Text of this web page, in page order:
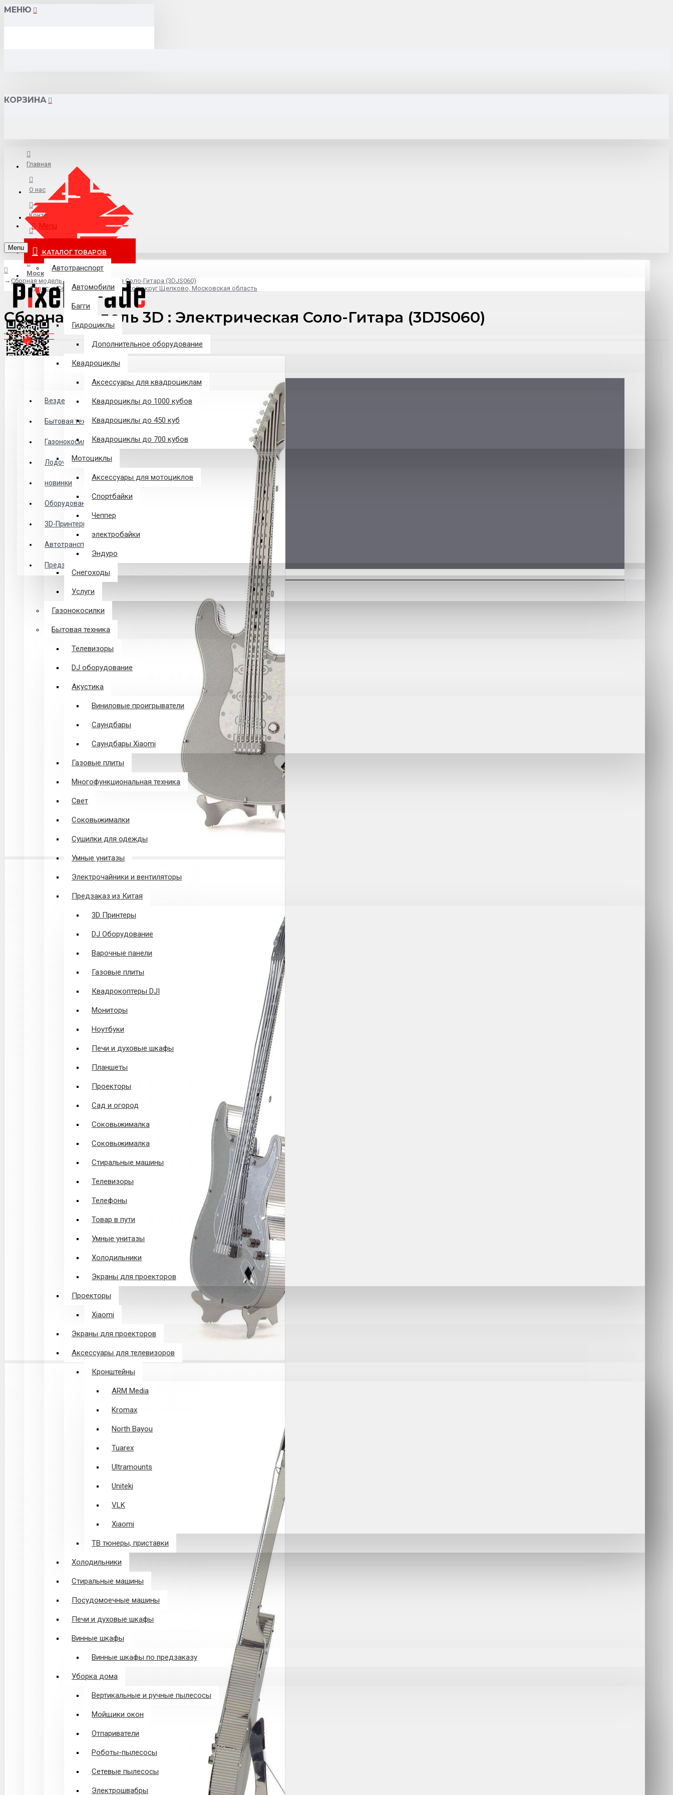
МЕНЮ
КОРЗИНА
Главная
О нас
Контакты
info@pixel-trade.ru
Москва
Адрес: д.Серково, вл1А, городской округ Щелково, Московская область
Везде
Бытовая техника
Газонокосилки
Лодочные Моторы
новинки
Оборудование
3D-Принтеры
Автотранспорт
Предзаказ из Китая
Филиалы
Закладки
0 товар(ов) - 0 р.
В корзине пусто!
Menu
КАТАЛОГ ТОВАРОВ
Автотранспорт
Автомобили
Багги
Гидроциклы
Дополнительное оборудование
Квадроциклы
Аксессуары для квадроциклам
Квадроциклы до 1000 кубов
Квадроциклы до 450 куб
Квадроциклы до 700 кубов
Мотоциклы
Аксессуары для мотоциклов
Спортбайки
Чеппер
электробайки
Эндуро
Снегоходы
Услуги
Газонокосилки
Бытовая техника
Телевизоры
DJ оборудование
Акустика
Виниловые проигрыватели
Саундбары
Саундбары Xiaomi
Газовые плиты
Многофункциональная техника
Свет
Соковыжималки
Сушилки для одежды
Умные унитазы
Электрочайники и вентиляторы
Предзаказ из Китая
3D Принтеры
DJ Оборудование
Варочные панели
Газовые плиты
Квадрокоптеры DJI
Мониторы
Ноутбуки
Печи и духовые шкафы
Планшеты
Проекторы
Сад и огород
Соковыжималка
Соковыжималка
Стиральные машины
Телевизоры
Телефоны
Товар в пути
Умные унитазы
Холодильники
Экраны для проекторов
Проекторы
Xiaomi
Экраны для проекторов
Аксессуары для телевизоров
Кронштейны
ARM Media
Kromax
North Bayou
Tuarex
Ultramounts
Uniteki
VLK
Xiaomi
ТВ тюнеры, приставки
Холодильники
Стиральные машины
Посудомоечные машины
Печи и духовые шкафы
Винные шкафы
Винные шкафы по предзаказу
Уборка дома
Вертикальные и ручные пылесосы
Мойщики окон
Отпариватели
Роботы-пылесосы
Сетевые пылесосы
Электрошвабры
Menu
Cборная модель 3D : Электрическая Соло-Гитара (3DJS060)
Cборная модель 3D : Электрическая Соло-Гитара (3DJS060)